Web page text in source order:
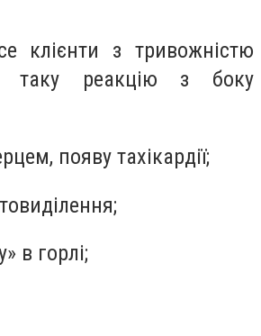
клієнти з тривожністю
таку реакцію з боку
появу тахікардії;
в горлі;